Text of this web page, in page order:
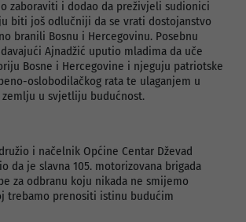
zaboraviti i dodao da preživjeli sudionici
biti još odlučniji da se vrati dostojanstvo
branili Bosnu i Hercegovinu. Posebnu
Ajnadžić uputio mladima da uče
Bosne i Hercegovine i njeguju patriotske
oslobodilačkog rata te ulaganjem u
zemlju u svjetliju budućnost.
i načelnik Općine Centar Dževad
da je slavna 105. motorizovana brigada
za odbranu koju nikada ne smijemo
trebamo prenositi istinu budućim